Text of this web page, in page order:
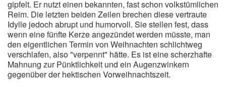
gipfelt. Er nutzt einen bekannten, fast schon volkstümlichen
Reim. Die letzten beiden Zeilen brechen diese vertraute
Idylle jedoch abrupt und humorvoll. Sie stellen fest, dass
wenn eine fünfte Kerze angezündet werden müsste, man
den eigentlichen Termin von Weihnachten schlichtweg
verschlafen, also "verpennt" hätte. Es ist eine scherzhafte
Mahnung zur Pünktlichkeit und ein Augenzwinkern
gegenüber der hektischen Vorweihnachtszeit.